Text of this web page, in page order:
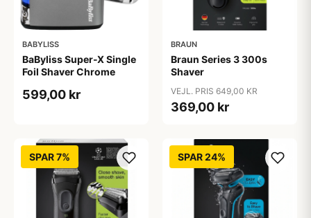
BABYLISS
BaByliss Super-X Single
Foil Shaver Chrome
599,00 kr
BRAUN
Braun Series 3 300s
Shaver
VEJL. PRIS 649,00 KR
369,00 kr
SPAR 7% SPAR 24%